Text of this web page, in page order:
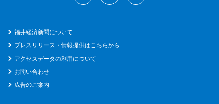
福井経済新聞について
プレスリリース・情報提供はこちらから
アクセスデータの利用について
お問い合わせ
広告のご案内